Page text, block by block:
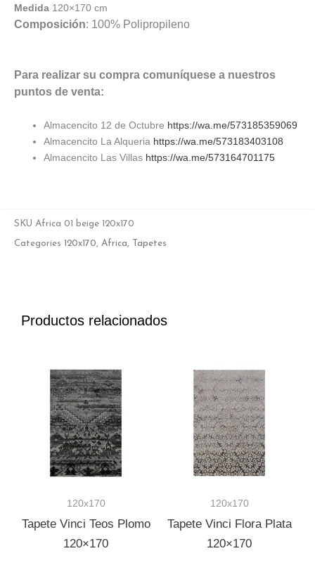
Medida 120×170 cm
Composición: 100% Polipropileno
Para realizar su compra comuníquese a nuestros
puntos de venta:
Almacencito 12 de Octubre https://wa.me/573185359069
Almacencito La Alqueria https://wa.me/573183403108
Almacencito Las Villas https://wa.me/573164701175
SKU Africa 01 beige 120x170
Categories 120x170, Africa, Tapetes
Productos relacionados
120x170
Tapete Vinci Teos Plomo
120×170
120x170
Tapete Vinci Flora Plata
120×170